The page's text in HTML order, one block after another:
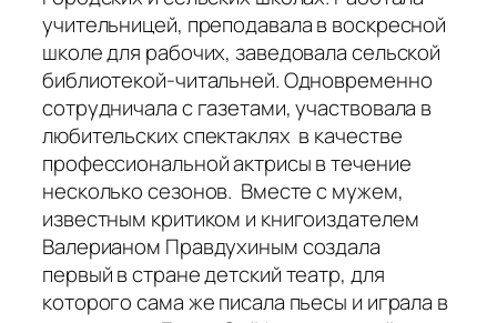
учительницей, преподавала в воскресной
школе для рабочих, заведовала сельской
библиотекой-читальней. Одновременно
сотрудничала с газетами, участвовала в
любительских спектаклях в качестве
профессиональной актрисы в течение
несколько сезонов. Вместе с мужем,
известным критиком и книгоиздателем
Валерианом Правдухиным создала
первый в стране детский театр, для
которого сама же писала пьесы и играла в